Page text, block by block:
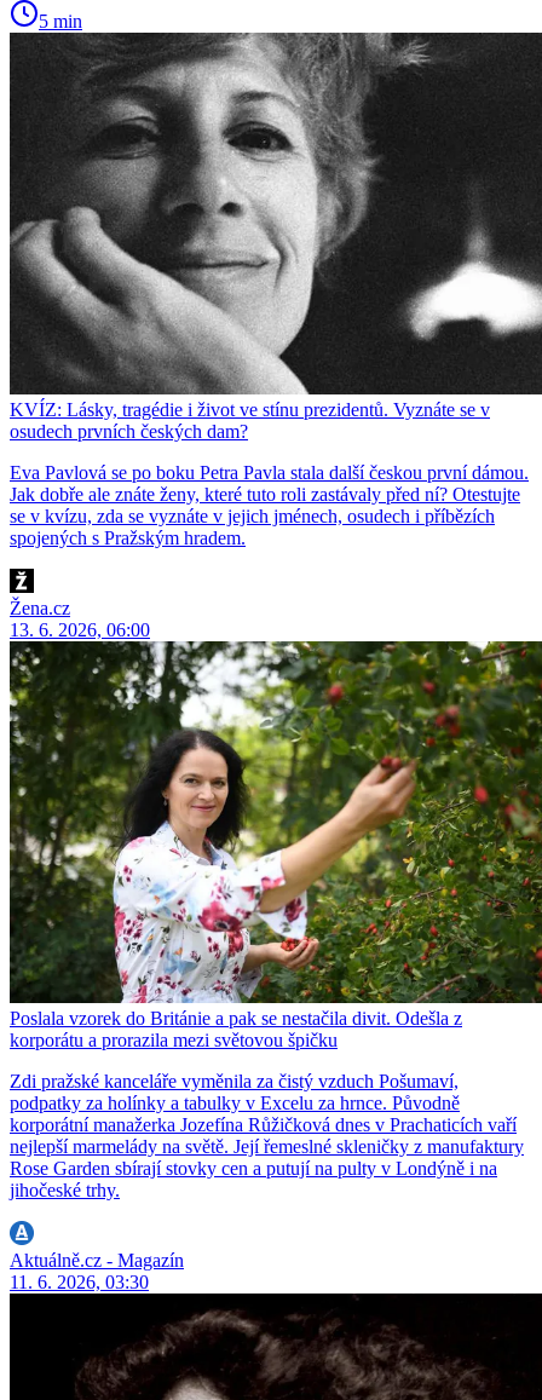
5 min
KVÍZ: Lásky, tragédie i život ve stínu prezidentů. Vyznáte se v
osudech prvních českých dam?
Eva Pavlová se po boku Petra Pavla stala další českou první dámou.
Jak dobře ale znáte ženy, které tuto roli zastávaly před ní? Otestujte
se v kvízu, zda se vyznáte v jejich jménech, osudech i příbězích
spojených s Pražským hradem.
Žena.cz
13. 6. 2026, 06:00
Poslala vzorek do Británie a pak se nestačila divit. Odešla z
korporátu a prorazila mezi světovou špičku
Zdi pražské kanceláře vyměnila za čistý vzduch Pošumaví,
podpatky za holínky a tabulky v Excelu za hrnce. Původně
korporátní manažerka Jozefína Růžičková dnes v Prachaticích vaří
nejlepší marmelády na světě. Její řemeslné skleničky z manufaktury
Rose Garden sbírají stovky cen a putují na pulty v Londýně i na
jihočeské trhy.
Aktuálně.cz - Magazín
11. 6. 2026, 03:30